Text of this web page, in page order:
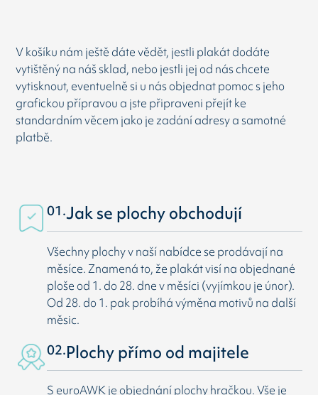
V košíku nám ještě dáte vědět, jestli plakát dodáte
vytištěný na náš sklad, nebo jestli jej od nás chcete
vytisknout, eventuelně si u nás objednat pomoc s jeho
grafickou přípravou a jste připraveni přejít ke
standardním věcem jako je zadání adresy a samotné
platbě.
01.Jak se plochy obchodují
Všechny plochy v naší nabídce se prodávají na
měsíce. Znamená to, že plakát visí na objednané
ploše od 1. do 28. dne v měsíci (vyjímkou je únor).
Od 28. do 1. pak probíhá výměna motivů na další
měsic.
02.Plochy přímo od majitele
S euroAWK je objednání plochy hračkou. Vše je